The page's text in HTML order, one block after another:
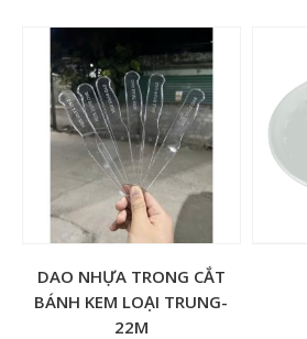
DAO NHỰA TRONG CẮT
BÁNH KEM LOẠI TRUNG-
22M